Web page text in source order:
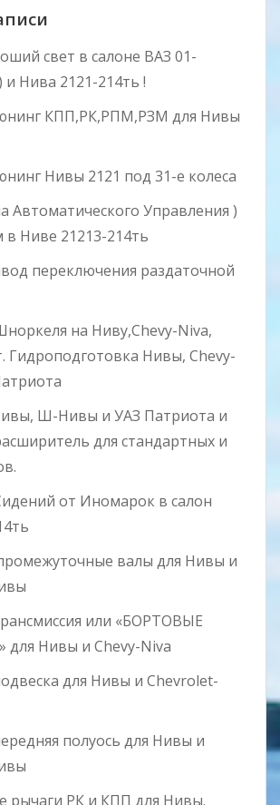
свет в салоне ВАЗ 01-
и Нива 2121-214ть !
КПП,РК,РПМ,РЗМ для Нивы
Нивы 2121 под 31-е колеса
Автоматического Управления )
Ниве 21213-214ть
переключения раздаточной
на Ниву,Chevy-Niva,
Гидроподготовка Нивы, Chevy-
Ш-Нивы и УАЗ Патриота и
для стандартных и
от Иномарок в салон
валы для Нивы и
или «БОРТОВЫЕ
для Нивы и Chevy-Niva
для Нивы и Chevrolet-
полуось для Нивы и
рычаги РК и КПП для Нивы.